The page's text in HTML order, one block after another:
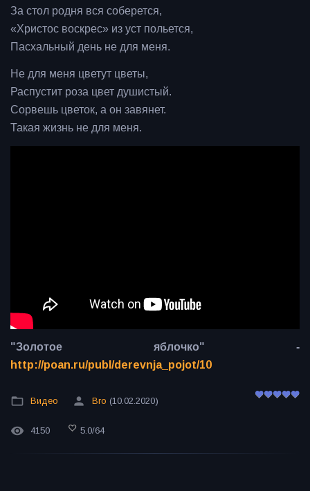
За стол родня вся соберется,
«Христос воскрес» из уст польется,
Пасхальный день не для меня.
Не для меня цветут цветы,
Распустит роза цвет душистый.
Сорвешь цветок, а он завянет.
Такая жизнь не для меня.
"Золотое яблочко" -
http://poan.ru/publ/derevnja_pojot/10
Видео Bro (10.02.2020)
4150 5.0/64